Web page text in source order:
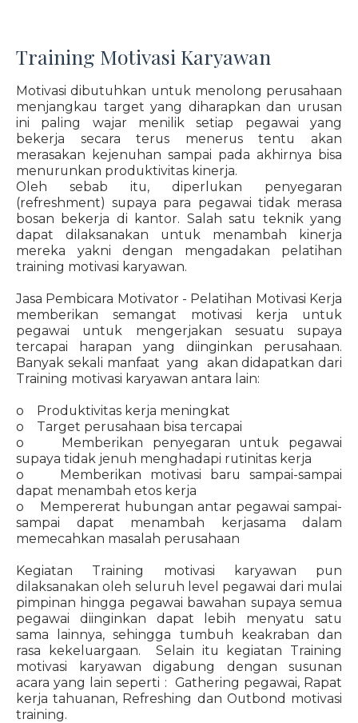
Training Motivasi Karyawan
Motivasi dibutuhkan untuk menolong perusahaan
menjangkau target yang diharapkan dan urusan
ini paling wajar menilik setiap pegawai yang
bekerja secara terus menerus tentu akan
merasakan kejenuhan sampai pada akhirnya bisa
menurunkan produktivitas kinerja.
Oleh sebab itu, diperlukan penyegaran
(refreshment) supaya para pegawai tidak merasa
bosan bekerja di kantor. Salah satu teknik yang
dapat dilaksanakan untuk menambah kinerja
mereka yakni dengan mengadakan pelatihan
training motivasi karyawan.
Jasa Pembicara Motivator - Pelatihan Motivasi Kerja
memberikan semangat motivasi kerja untuk
pegawai untuk mengerjakan sesuatu supaya
tercapai harapan yang diinginkan perusahaan.
Banyak sekali manfaat yang akan didapatkan dari
Training motivasi karyawan antara lain:
o Produktivitas kerja meningkat
o Target perusahaan bisa tercapai
o Memberikan penyegaran untuk pegawai
supaya tidak jenuh menghadapi rutinitas kerja
o Memberikan motivasi baru sampai-sampai
dapat menambah etos kerja
o Mempererat hubungan antar pegawai sampai-
sampai dapat menambah kerjasama dalam
memecahkan masalah perusahaan
Kegiatan Training motivasi karyawan pun
dilaksanakan oleh seluruh level pegawai dari mulai
pimpinan hingga pegawai bawahan supaya semua
pegawai diinginkan dapat lebih menyatu satu
sama lainnya, sehingga tumbuh keakraban dan
rasa kekeluargaan. Selain itu kegiatan Training
motivasi karyawan digabung dengan susunan
acara yang lain seperti : Gathering pegawai, Rapat
kerja tahuanan, Refreshing dan Outbond motivasi
training.